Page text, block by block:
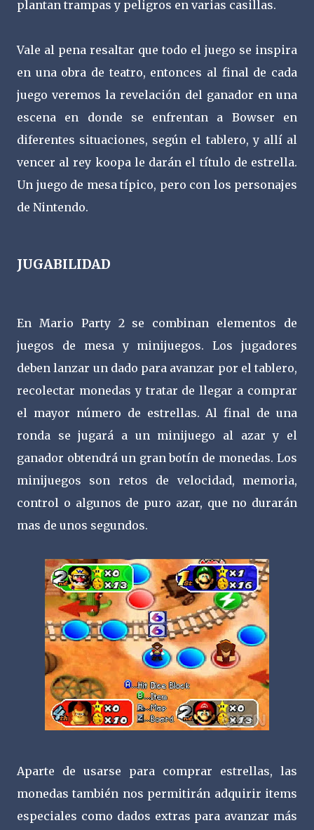
plantan trampas y peligros en varias casillas.
Vale al pena resaltar que todo el juego se inspira
en una obra de teatro, entonces al final de cada
juego veremos la revelación del ganador en una
escena en donde se enfrentan a Bowser en
diferentes situaciones, según el tablero, y allí al
vencer al rey koopa le darán el título de estrella.
Un juego de mesa típico, pero con los personajes
de Nintendo.
JUGABILIDAD
En Mario Party 2 se combinan elementos de
juegos de mesa y minijuegos. Los jugadores
deben lanzar un dado para avanzar por el tablero,
recolectar monedas y tratar de llegar a comprar
el mayor número de estrellas. Al final de una
ronda se jugará a un minijuego al azar y el
ganador obtendrá un gran botín de monedas. Los
minijuegos son retos de velocidad, memoria,
control o algunos de puro azar, que no durarán
mas de unos segundos.
Aparte de usarse para comprar estrellas, las
monedas también nos permitirán adquirir items
especiales como dados extras para avanzar más